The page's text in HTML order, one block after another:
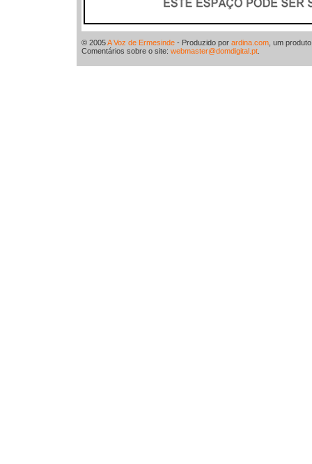
© 2005A Voz de Ermesinde - Produzido por ardina.com , um
Comentários sobre o site: webmaster@domdigital.pt